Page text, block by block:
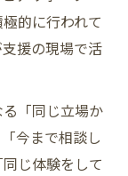
的に行われて
援の現場で活
「同じ立場か
今まで相談し
じ体験をして